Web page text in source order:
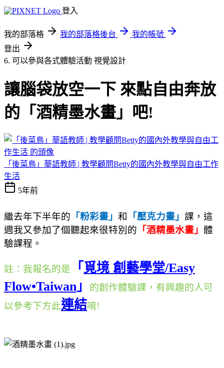
登入
我的部落格 我的部落格後台
我的帳號
登出
6. 可以參與各式體驗活動 視覺設計
讓腦袋放空一下 來點自由奔放
的「酒精墨水畫」吧!
「後菜鳥」華語教師 | 教學顧問Betty的國內外教學與自由工作
生活
5年前
繼去年下半年的 「粉彩畫」 和 「壓克力畫」 課，這
週我又參加了個聽起來很特別的 「酒精墨水畫」 體
驗課程。
註 ： 我報名的是 「 覓境 創藝學堂/Easy
Flow•Taiwan 」 的創作體驗課 ， 有興趣的人可
以參考下方此連結唷!